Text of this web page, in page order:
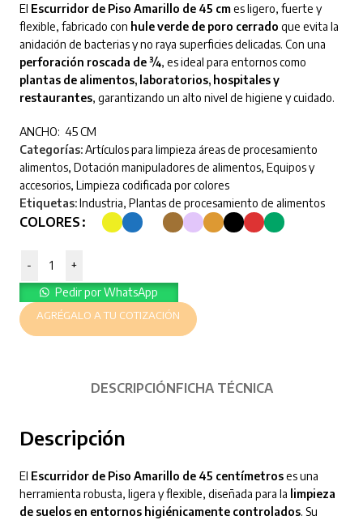
El Escurridor de Piso Amarillo de 45 cmes ligero, fuerte y
flexible, fabricado con hule verde de poro cerrado que evita la
anidación de bacterias y no raya superficies delicadas. Con una
perforación roscada de ¾, es ideal para entornos como
plantas de alimentos, laboratorios, hospitales y
restaurantes, garantizando un alto nivel de higiene y cuidado.
ANCHO: 45 CM
Categorías:Artículos para limpieza áreas de procesamiento
alimentos, Dotación manipuladores de alimentos, Equipos y
accesorios, Limpieza codificada por colores
Etiquetas:Industria, Plantas de procesamiento de alimentos
COLORES
-
+
Pedir por WhatsApp
AGRÉGALO A TU COTIZACIÓN
DESCRIPCIÓNFICHA TÉCNICA
Descripción
El Escurridor de Piso Amarillo de 45 centímetroses una
herramienta robusta, ligera y flexible, diseñada para la limpieza
de suelos en entornos higiénicamente controlados. Su